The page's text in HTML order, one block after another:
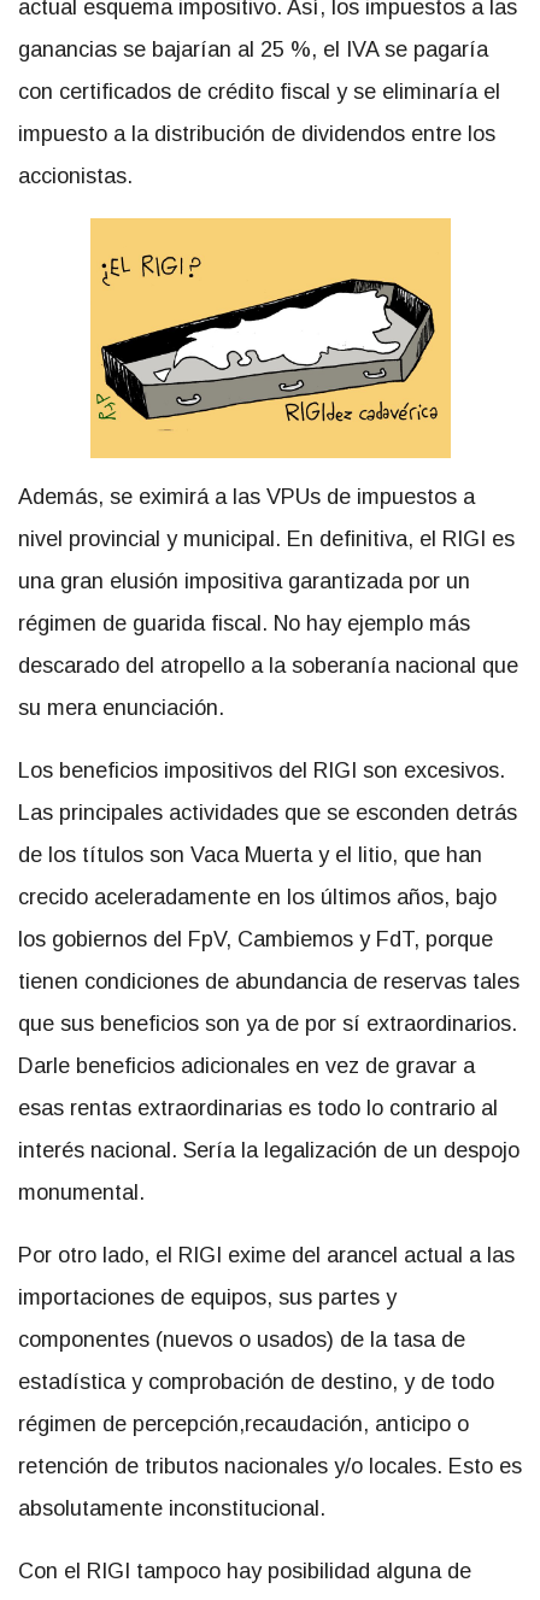
actual esquema impositivo. Así, los impuestos a las
ganancias se bajarían al 25 %, el IVA se pagaría
con certificados de crédito fiscal y se eliminaría el
impuesto a la distribución de dividendos entre los
accionistas.
Además, se eximirá a las VPUs de impuestos a
nivel provincial y municipal. En definitiva, el RIGI es
una gran elusión impositiva garantizada por un
régimen de guarida fiscal. No hay ejemplo más
descarado del atropello a la soberanía nacional que
su mera enunciación.
Los beneficios impositivos del RIGI son excesivos.
Las principales actividades que se esconden detrás
de los títulos son Vaca Muerta y el litio, que han
crecido aceleradamente en los últimos años, bajo
los gobiernos del FpV, Cambiemos y FdT, porque
tienen condiciones de abundancia de reservas tales
que sus beneficios son ya de por sí extraordinarios.
Darle beneficios adicionales en vez de gravar a
esas rentas extraordinarias es todo lo contrario al
interés nacional. Sería la legalización de un despojo
monumental.
Por otro lado, el RIGI exime del arancel actual a las
importaciones de equipos, sus partes y
componentes (nuevos o usados) de la tasa de
estadística y comprobación de destino, y de todo
régimen de percepción,recaudación, anticipo o
retención de tributos nacionales y/o locales. Esto es
absolutamente inconstitucional.
Con el RIGI tampoco hay posibilidad alguna de